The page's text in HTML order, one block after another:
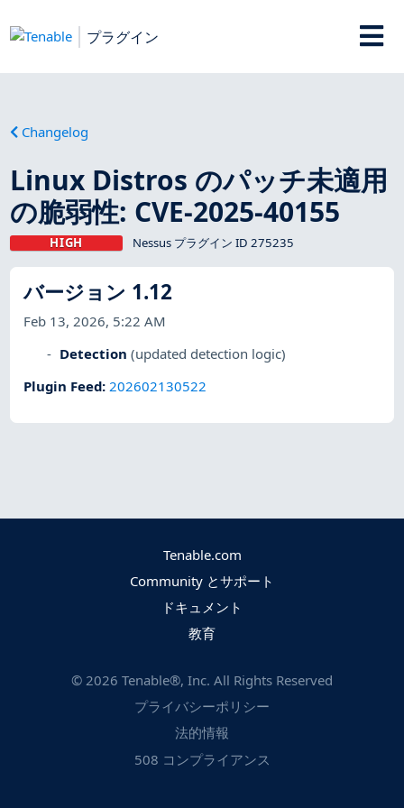
プラグイン
Changelog
Linux Distros のパッチ未適用
の脆弱性: CVE-2025-40155
HIGH Nessus プラグイン ID 275235
バージョン 1.12
Feb 13, 2026, 5:22 AM
Detection (updated detection logic)
Plugin Feed:202602130522
Tenable.com
Community とサポート
ドキュメント
教育
© 2026 Tenable®, Inc. All Rights Reserved
プライバシーポリシー
法的情報
508 コンプライアンス